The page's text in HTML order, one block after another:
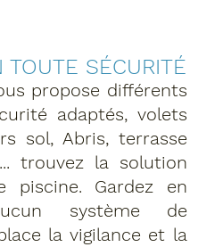
TOUTE SÉCURITÉ
propose différents
adaptés, volets
sol, Abris, terrasse
trouvez la solution
piscine. Gardez en
système de
la vigilance et la